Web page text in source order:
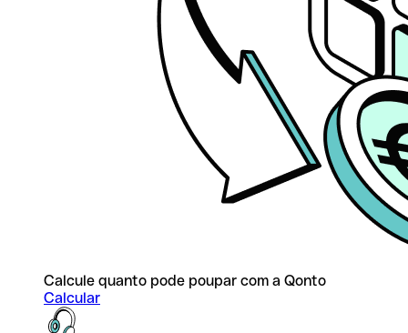
Calcule quanto pode poupar com a Qonto
Calcular